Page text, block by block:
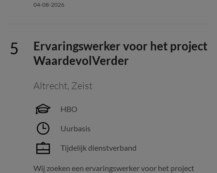
04-08-2026
Ervaringswerker voor het project
WaardevolVerder
Altrecht, Zeist
HBO
Uurbasis
Tijdelijk dienstverband
Wij zoeken een ervaringswerker voor het project